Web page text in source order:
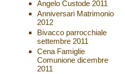
Angelo Custode 2011
Anniversari Matrimonio
2012
Bivacco parrocchiale
settembre 2011
Cena Famiglie
Comunione dicembre
2011